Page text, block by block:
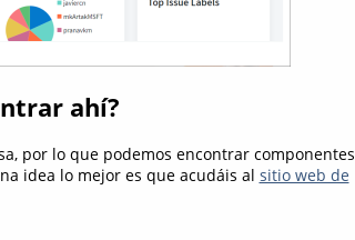
ahí?
por lo que podemos encontrar componentes
idea lo mejor es que acudáis al sitio web de